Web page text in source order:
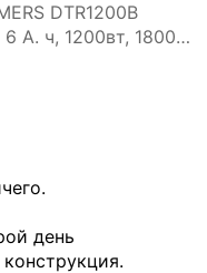
DTR1200B
А. ч, 1200вт, 18000
день